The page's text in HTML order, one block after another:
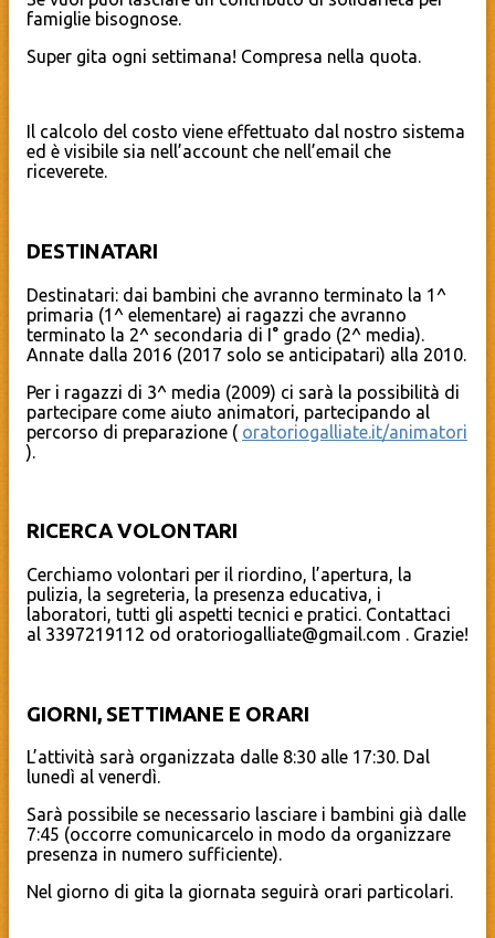
famiglie bisognose.
Super gita ogni settimana! Compresa nella quota.
Il calcolo del costo viene effettuato dal nostro sistema
ed è visibile sia nell’account che nell’email che
riceverete.
DESTINATARI
Destinatari: dai bambini che avranno terminato la 1^
primaria (1^ elementare) ai ragazzi che avranno
terminato la 2^ secondaria di I° grado (2^ media).
Annate dalla 2016 (2017 solo se anticipatari) alla 2010.
Per i ragazzi di 3^ media (2009) ci sarà la possibilità di
partecipare come aiuto animatori, partecipando al
percorso di preparazione ( oratoriogalliate.it/animatori
).
RICERCA VOLONTARI
Cerchiamo volontari per il riordino, l’apertura, la
pulizia, la segreteria, la presenza educativa, i
laboratori, tutti gli aspetti tecnici e pratici. Contattaci
al 3397219112 od oratoriogalliate@gmail.com . Grazie!
GIORNI, SETTIMANE E ORARI
L’attività sarà organizzata dalle 8:30 alle 17:30. Dal
lunedì al venerdì.
Sarà possibile se necessario lasciare i bambini già dalle
7:45 (occorre comunicarcelo in modo da organizzare
presenza in numero sufficiente).
Nel giorno di gita la giornata seguirà orari particolari.